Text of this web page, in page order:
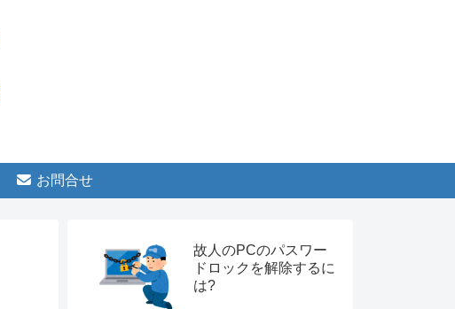
お問合せ
故人のPCのパスワー
ドロックを解除するに
は?